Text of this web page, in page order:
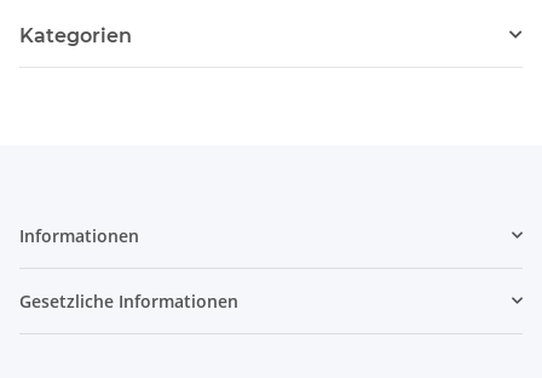
Kategorien
Informationen
Gesetzliche Informationen